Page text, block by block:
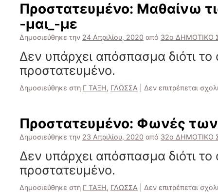
Πρoστατευμένο: Μαθαίνω
-μαι_-με
Δημοσιεύθηκε την 24 Απριλίου, 2020 από 32ο ΔΗΜΟΤΙΚΟ
Δεν υπάρχει απόσπασμα διότι το
προστατευμένο.
Δημοσιεύθηκε στη Γ ΤΑΞΗ, ΓΛΩΣΣΑ Δεν επιτρέπεται
Πρoστατευμένο: Φωνές
Δημοσιεύθηκε την 23 Απριλίου, 2020 από 32ο ΔΗΜΟΤΙΚΟ
Δεν υπάρχει απόσπασμα διότι το
προστατευμένο.
Δημοσιεύθηκε στη Γ ΤΑΞΗ, ΓΛΩΣΣΑ Δεν επιτρέπεται